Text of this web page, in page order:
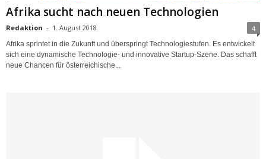
Afrika sucht nach neuen Technologien
Redaktion - 1. August 2018 4
Afrika sprintet in die Zukunft und überspringt Technologiestufen. Es entwickelt
sich eine dynamische Technologie- und innovative Startup-Szene. Das schafft
neue Chancen für österreichische...